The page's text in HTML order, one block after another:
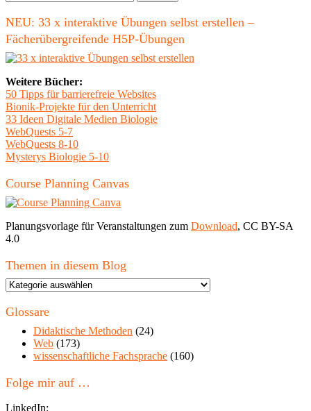
nach:
NEU: 33 x interaktive Übungen selbst erstellen –
Fächerübergreifende H5P-Übungen
Weitere Bücher:
50 Tipps für barrierefreie Websites
Bionik-Projekte für den Unterricht
33 Ideen Digitale Medien Biologie
WebQuests 5-7
WebQuests 8-10
Mysterys Biologie 5-10
Course Planning Canvas
Planungsvorlage für Veranstaltungen zum Download, CC BY-SA
4.0
Themen in diesem Blog
Themen
diesem
Glossare
Didaktische Methoden (24)
Web (173)
wissenschaftliche Fachsprache (160)
Folge mir auf …
LinkedIn: